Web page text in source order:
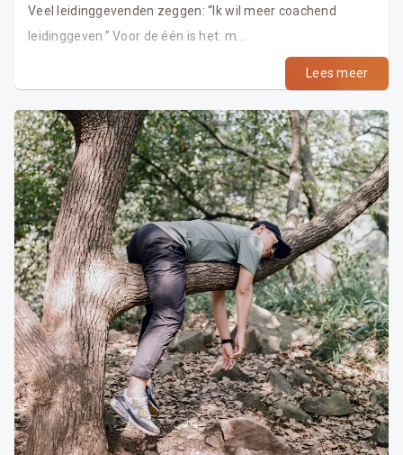
Veel leidinggevenden zeggen: “Ik wil meer coachend
leidinggeven.” Voor de één is het: m...
Lees meer